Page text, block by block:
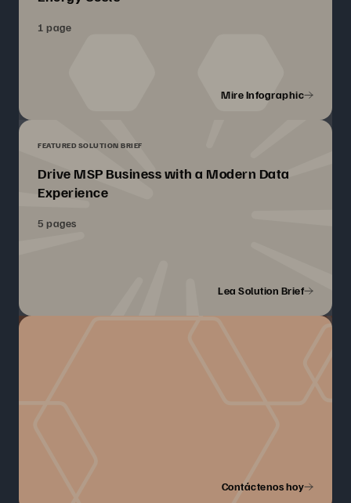
1 page
Mire Infographic
FEATURED SOLUTION BRIEF
Drive MSP Business with a Modern Data
Experience
5 pages
Lea Solution Brief
Contáctenos hoy